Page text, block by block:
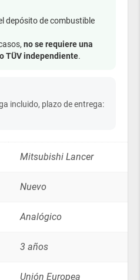
depósito de combustible
no se requiere una
TÜV independiente.
incluido, plazo de entrega:
Mitsubishi Lancer
Nuevo
Analógico
3 años
Unión Europea